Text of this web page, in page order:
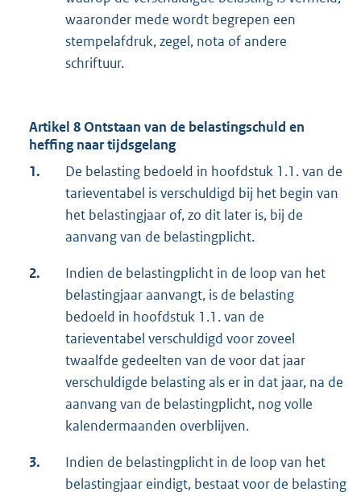
waaronder mede wordt begrepen een
stempelafdruk, zegel, nota of andere
schriftuur.
Artikel 8 Ontstaan van de belastingschuld en
heffing naar tijdsgelang
1.
De belasting bedoeld in hoofdstuk 1.1. van de
tarieventabel is verschuldigd bij het begin van
het belastingjaar of, zo dit later is, bij de
aanvang van de belastingplicht.
2.
Indien de belastingplicht in de loop van het
belastingjaar aanvangt, is de belasting
bedoeld in hoofdstuk 1.1. van de
tarieventabel verschuldigd voor zoveel
twaalfde gedeelten van de voor dat jaar
verschuldigde belasting als er in dat jaar, na de
aanvang van de belastingplicht, nog volle
kalendermaanden overblijven.
3.
Indien de belastingplicht in de loop van het
belastingjaar eindigt, bestaat voor de belasting